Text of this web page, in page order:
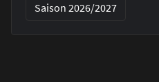
Saison 2026/2027